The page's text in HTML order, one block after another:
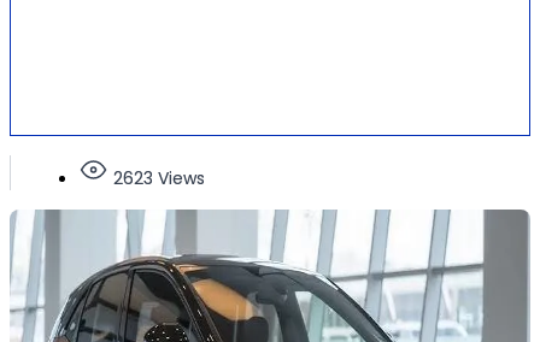
2623 Views